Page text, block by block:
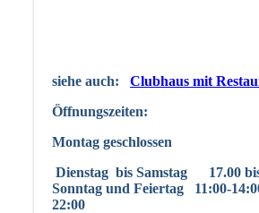
siehe auch: Clubhaus mit
Öffnungszeiten:
Montag geschlossen
Dienstagbis Samstag 17.00
Sonntag und Feiertag 11:00-
22:00